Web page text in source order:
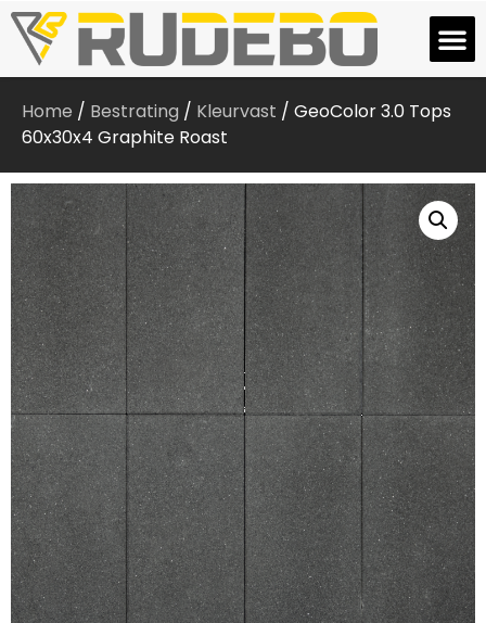
Home / Bestrating / Kleurvast / GeoColor 3.0 Tops
60x30x4 Graphite Roast